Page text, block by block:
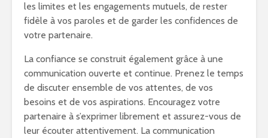
les limites et les engagements mutuels, de rester
fidèle à vos paroles et de garder les confidences de
votre partenaire.
La confiance se construit également grâce à une
communication ouverte et continue. Prenez le temps
de discuter ensemble de vos attentes, de vos
besoins et de vos aspirations. Encouragez votre
partenaire à s’exprimer librement et assurez-vous de
leur écouter attentivement. La communication